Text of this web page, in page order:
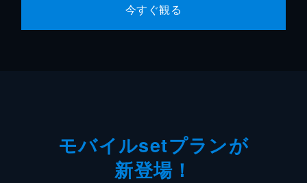
今すぐ観る
モバイルsetプランが
新登場！